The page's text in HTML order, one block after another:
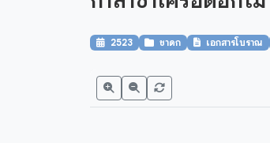
2523 ชาดก เอกสารโบราณ